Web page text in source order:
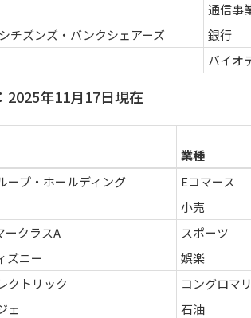
通信事
チズンズ・バンクシェアーズ
銀行
バイオ
2025年11月17日現在
業種
ープ・ホールディング
Eコマース
小売
ークラスA
スポーツ
ズニー
娯楽
クトリック
コングロマ
ェ
石油